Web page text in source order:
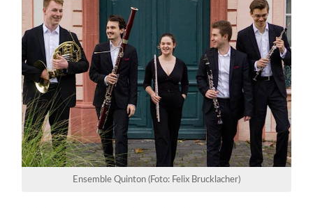
Ensemble Quinton (Foto: Felix Brucklacher)